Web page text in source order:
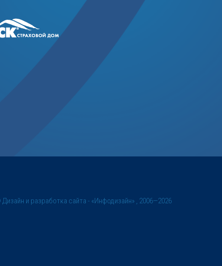
Дизайн и разработка сайта - «Инфодизайн» , 2006—2026